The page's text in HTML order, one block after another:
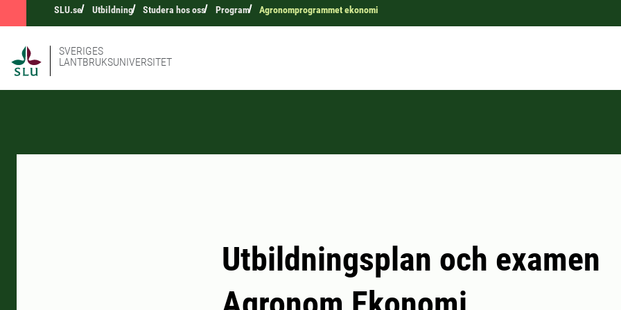
SLU.se Utbildning Studera hos oss Program Agronomprogrammet ekonomi
SVERIGES
LANTBRUKSUNIVERSITET
Utbildningsplan och examen